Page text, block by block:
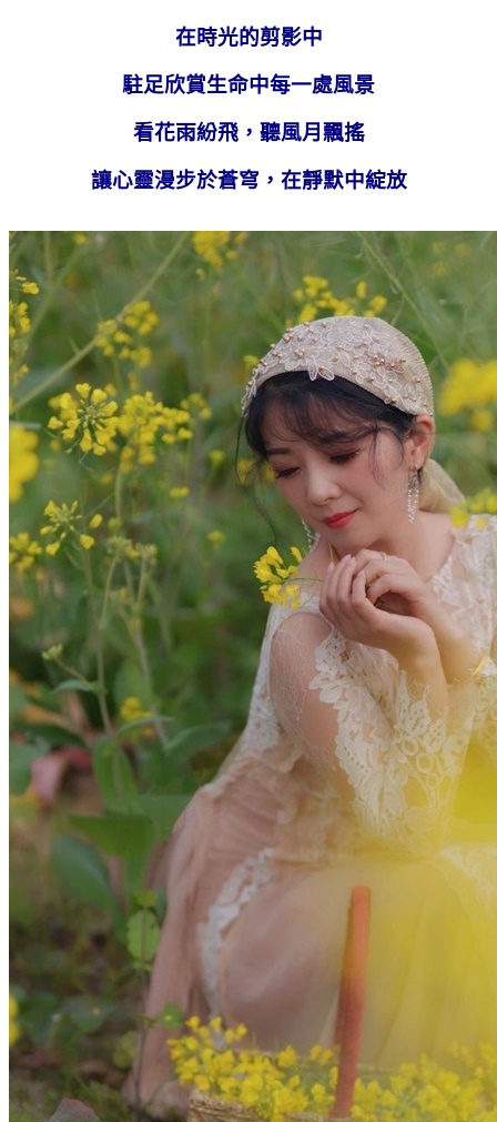
在時光的剪影中
駐足欣賞生命中每一處風景
看花雨紛飛，聽風月飄搖
讓心靈漫步於蒼穹，在靜默中綻放